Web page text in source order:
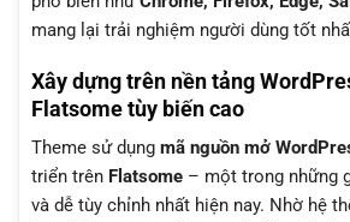
mang lại trải nghiệm người dùng tốt
Xây dựng trên nền tảng
Flatsome tùy biến cao
Theme sử dụng mã nguồn mở
triển trên Flatsome – một trong những
và dễ tùy chỉnh nhất hiện nay. Nhờ hệ